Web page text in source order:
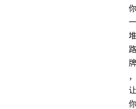
你
一
堆
路
牌
，
让
你